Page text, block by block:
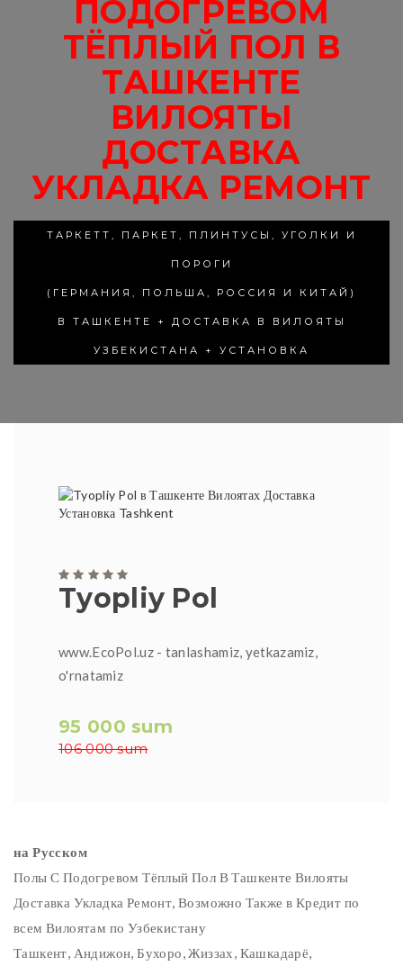
ПОДОГРЕВОМ
ТЁПЛЫЙ ПОЛ В
ТАШКЕНТЕ
ВИЛОЯТЫ
ДОСТАВКА
УКЛАДКА РЕМОНТ
ТАРКЕТТ, ПАРКЕТ, ПЛИНТУСЫ, УГОЛКИ И
ПОРОГИ
(ГЕРМАНИЯ, ПОЛЬША, РОССИЯ И КИТАЙ)
В ТАШКЕНТЕ + ДОСТАВКА В ВИЛОЯТЫ
УЗБЕКИСТАНА + УСТАНОВКА
Tyopliy Pol
www.EcoPol.uz - tanlashamiz, yetkazamiz,
o'rnatamiz
95 000 sum
106 000 sum
на Русском
Полы С Подогревом Тёплый Пол В Ташкенте Вилояты
Доставка Укладка Ремонт, Возможно Также в Кредит по
всем Вилоятам по Узбекистану
Ташкент, Андижон, Бухоро, Жиззах, Кашкадарё,